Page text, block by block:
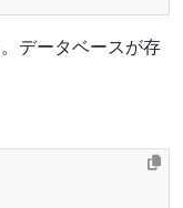
データベースが存